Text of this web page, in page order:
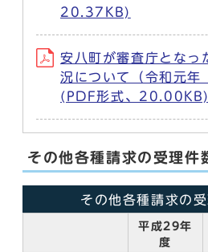
20.37KB)
安八町が審査庁となっ
況について（令和元年
(PDF形式、20.00KB)
その他各種請求の受理件
その他各種請求の
平成29年
度